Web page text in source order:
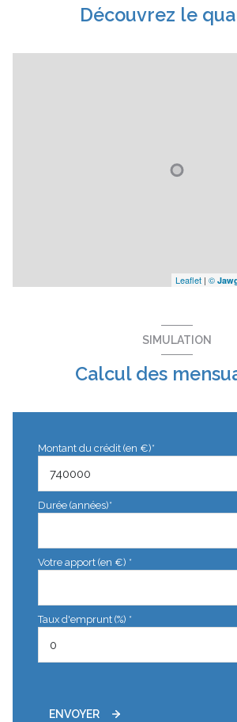
Découvrez le
Leaflet | ©
SIMULATION
Calcul des
Montant du crédit (en €)*
Durée (années)*
Votre apport (en €) *
Taux d'emprunt (%) *
ENVOYER